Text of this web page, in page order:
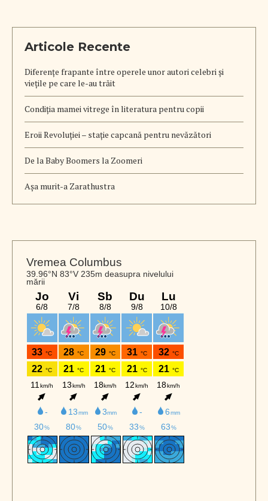
Articole Recente
Diferențe frapante între operele unor autori celebri și
viețile pe care le-au trăit
Condiția mamei vitrege în literatura pentru copii
Eroii Revoluției – stație capcană pentru nevăzători
De la Baby Boomers la Zoomeri
Aşa murit-a Zarathustra